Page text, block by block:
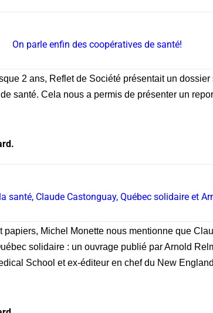
On parle enfin des coopératives de santé!
2 ans, Reflet de Société présentait un dossier
santé. Cela nous a permis de présenter un
santé, Claude Castonguay, Québec solidaire et
papiers, Michel Monette nous mentionne que
solidaire : un ouvrage publié par Arnold
School et ex-éditeur en chef du New